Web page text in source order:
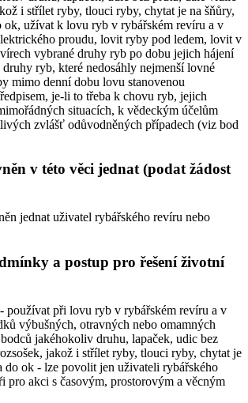
i střílet ryby, tlouci ryby, chytat je na šňůry,
ok, užívat k lovu ryb v rybářském revíru a v
proudu, lovit ryby pod ledem, lovit v
vybrané druhy ryb po dobu jejich hájení
ryb, které nedosáhly nejmenší lovné
mimo denní dobu lovu stanovenou
je-li to třeba k chovu ryb, jejich
situacích, k vědeckým účelům
zvlášť odůvodněných případech (viz bod
v této věci jednat (podat žádost
jednat uživatel rybářského revíru nebo
a postup pro řešení životní
používat při lovu ryb v rybářském revíru a v
výbušných, otravných nebo omamných
jakéhokoliv druhu, lapaček, udic bez
jakož i střílet ryby, tlouci ryby, chytat je
do ok - lze povolit jen uživateli rybářského
pro akci s časovým, prostorovým a věcným